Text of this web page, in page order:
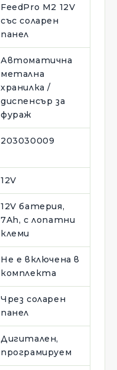
FeedPro M2 12V
със соларен
панел
Автоматична
метална
хранилка /
диспенсър за
фураж
203030009
12V
12V батерия,
7Ah, с лопатни
клеми
Не е включена в
комплекта
Чрез соларен
панел
Дигитален,
програмируем